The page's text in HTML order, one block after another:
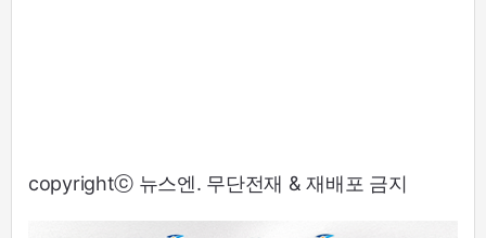
copyrightⓒ 뉴스엔. 무단전재 & 재배포 금지